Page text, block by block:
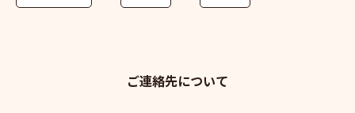
ご連絡先について